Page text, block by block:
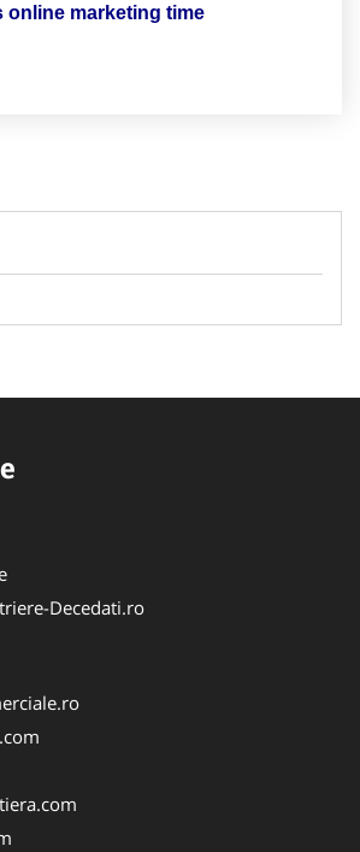
online marketing time
Decedati.ro